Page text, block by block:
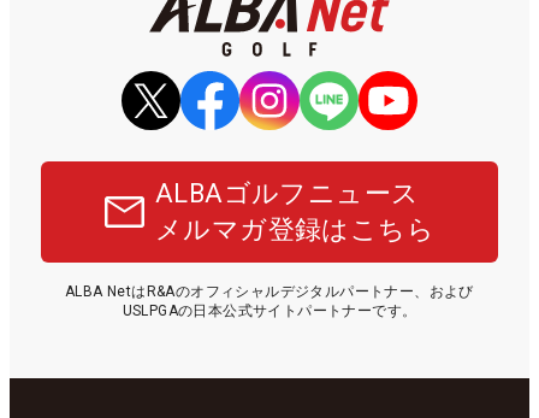
ALBAゴルフニュース
メルマガ登録はこちら
ALBA NetはR&Aのオフィシャルデジタルパートナー、および
USLPGAの日本公式サイトパートナーです。